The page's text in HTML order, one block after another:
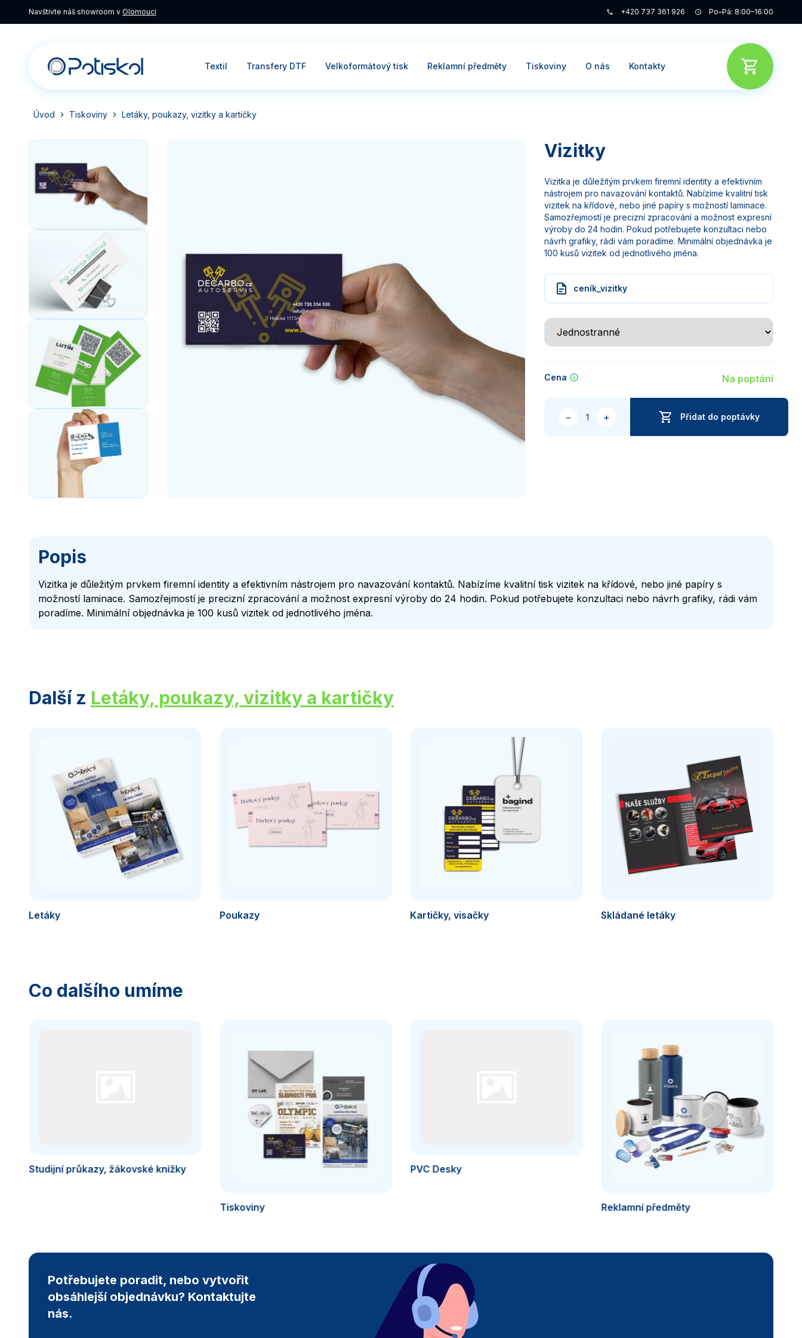
Navštivte náš showroom v Olomouci +420 737 361 926 Po–Pá: 8:00–16:00
Textil Transfery DTF Velkoformátový tisk Reklamní předměty Tiskoviny O nás Kontakty
Úvod Tiskoviny Letáky, poukazy, vizitky a kartičky
Vizitky
Vizitka je důležitým prvkem firemní identity a efektivním
nástrojem pro navazování kontaktů. Nabízíme kvalitní tisk
vizitek na křídové, nebo jiné papíry s možností laminace.
Samozřejmostí je precizní zpracování a možnost expresní
výroby do 24 hodin. Pokud potřebujete konzultaci nebo
návrh grafiky, rádi vám poradíme. Minimální objednávka je
100 kusů vizitek od jednotlivého jména.
ceník_vizitky
Cena Na poptání
−
+ Přidat do poptávky
Popis
Vizitka je důležitým prvkem firemní identity a efektivním nástrojem pro navazování kontaktů. Nabízíme kvalitní tisk vizitek na křídové, nebo jiné papíry s
možností laminace. Samozřejmostí je precizní zpracování a možnost expresní výroby do 24 hodin. Pokud potřebujete konzultaci nebo návrh grafiky, rádi vám
poradíme. Minimální objednávka je 100 kusů vizitek od jednotlivého jména.
Další z Letáky, poukazy, vizitky a kartičky
Letáky Poukazy Kartičky, visačky Skládané letáky
Co dalšího umíme
Studijní průkazy, žákovské knížky
Tiskoviny
PVC Desky
Reklamní předměty
Potřebujete poradit, nebo vytvořit
obsáhlejší objednávku? Kontaktujte
nás.